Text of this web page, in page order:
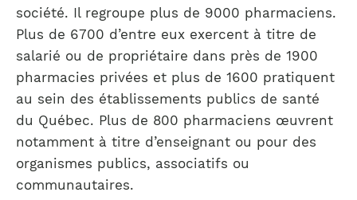
société. Il regroupe plus de 9000 pharmaciens.
Plus de 6700 d’entre eux exercent à titre de
salarié ou de propriétaire dans près de 1900
pharmacies privées et plus de 1600 pratiquent
au sein des établissements publics de santé
du Québec. Plus de 800 pharmaciens œuvrent
notamment à titre d’enseignant ou pour des
organismes publics, associatifs ou
communautaires.